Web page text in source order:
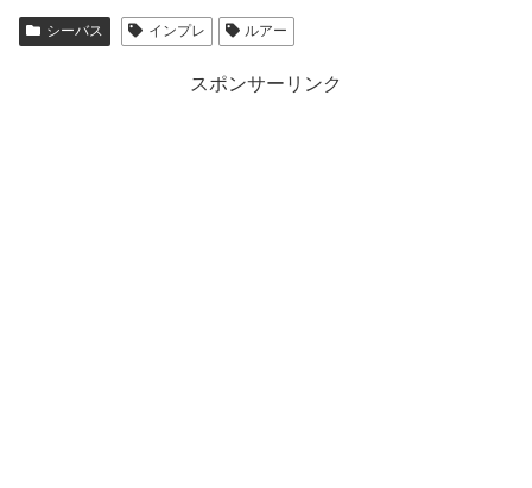
シーバス インプレ ルアー
スポンサーリンク